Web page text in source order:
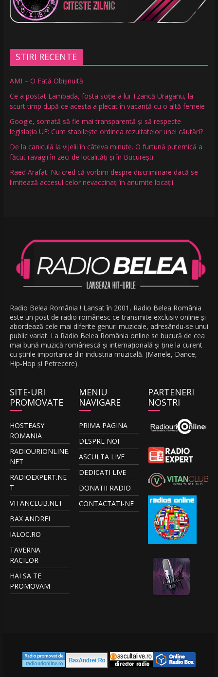
STIRI RECENTE
AMI – O Fată Obişnuită
Ce a postat Lambada, fosta soție a lui Tzancă Uraganu, la
scurt timp după ce acesta a plecat în vacanță cu o altă femeie
Google, somată să fie mai transparentă și să respecte
legislația UE: Cum stabilește ordinea rezultatelor unei căutări?
De la caniculă la vijelii în câteva minute. O furtună puternică a
făcut ravagii în zeci de localități și în București
Raed Arafat: Nu cred că vorbim despre discriminare dacă se
limitează accesul celor nevaccinați în anumite locații
Radio Belea România ! Lansat în 2001, Radio Belea România
este un post de radio românesc ce transmite exclusiv online și
abordează cele mai diferite genuri muzicale, adresându-se unui
public variat. La Radio Belea România online se bucură de cea
mai bună muzică românescă și internațională și ține la curent
cu știrile importante din industria muzicală. (Manele, Dance,
Hip-Hop și Petrecere).
SITE-URI
PROMOVATE
HOSTEASY
ROMANIA
RADIOURIONLINE.
NET
RADIOEXPERT.NE
T
VITANCLUB.NET
BAX ANDREI
IALOC.RO
TAVERNA
RACILOR
HAI SA TE
PROMOVAM
MENIU
NAVIGARE
PRIMA PAGINA
DESPRE NOI
ASCULTA LIVE
DEDICATI LIVE
DONATII RADIO
CONTACTATI-NE
PARTENERI
NOSTRI